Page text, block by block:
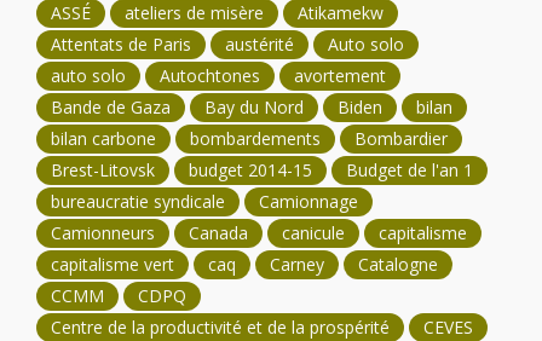
ASSÉ
ateliers de misère
Atikamekw
Attentats de Paris
austérité
Auto solo
auto solo
Autochtones
avortement
Bande de Gaza
Bay du Nord Biden
bilan
bilan carbone
bombardements
Bombardier
Brest-Litovsk
budget 2014-15
Budget de l'an 1
bureaucratie syndicale
Camionnage
Camionneurs
Canada canicule
capitalisme
capitalisme vert
caq Carney
Catalogne
CCMM
CDPQ
Centre de la productivité et de la prospérité
CEVES